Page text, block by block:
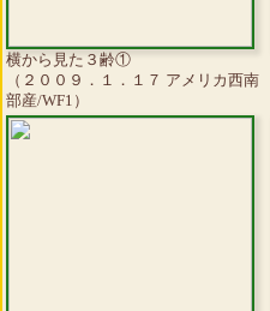
横から見た３齢①
（２００９．１．１７ アメリカ西南
部産/WF1）